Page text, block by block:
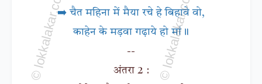
➡️ चैत महिना में मैया रचे हे बिहावे वो,
काहेन के मड़वा गढ़ाये हो मां॥
--
अंतरा 2 :